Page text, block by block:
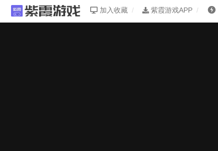
加入收藏 紫霞游戏APP